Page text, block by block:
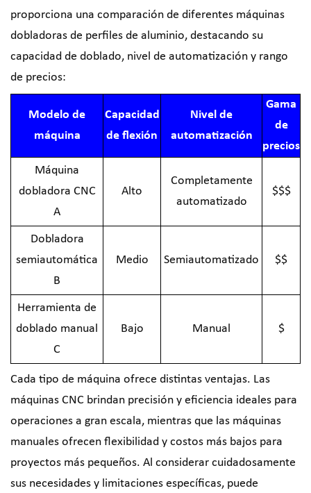
proporciona una comparación de diferentes máquinas
dobladoras de perfiles de aluminio, destacando su
capacidad de doblado, nivel de automatización y rango
de precios:
Modelo de
máquina
Capacidad
de flexión
Nivel de
automatización
Gama
de
precios
Máquina
dobladora CNC
A
Alto
Completamente
automatizado
$$$
Dobladora
semiautomática
B
Medio Semiautomatizado $$
Herramienta de
doblado manual
C
Bajo Manual $
Cada tipo de máquina ofrece distintas ventajas. Las
máquinas CNC brindan precisión y eficiencia ideales para
operaciones a gran escala, mientras que las máquinas
manuales ofrecen flexibilidad y costos más bajos para
proyectos más pequeños. Al considerar cuidadosamente
sus necesidades y limitaciones específicas, puede